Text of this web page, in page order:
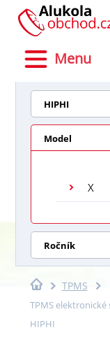
Menu
HIPHI
Model
X
Ročník
TPMS
TPMS
HIPHI